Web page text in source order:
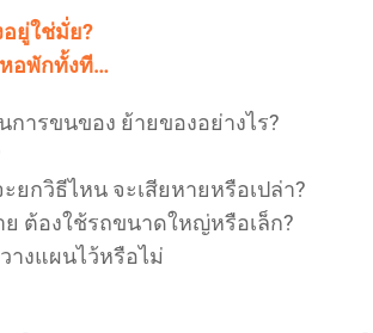
ยู่ใช่มั่ย?
อพักทั้งที…
ารขนของ ย้ายของอย่างไร?
ยกวิธีไหน จะเสียหายหรือเปล่า?
ต้องใช้รถขนาดใหญ่หรือเล็ก?
างแผนไว้หรือไม่